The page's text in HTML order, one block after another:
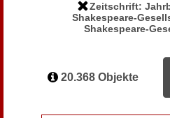
Zeitschrift:
Shakespeare-
Shakespeare-
20.368 Objekte